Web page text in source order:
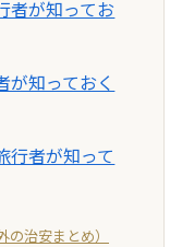
者が知ってお
が知っておく
行者が知って
治安まとめ）